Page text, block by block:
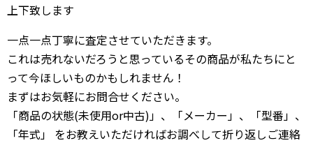
上下致します
一点一点丁寧に査定させていただきます。
これは売れないだろうと思っているその商品が私たちにと
って今ほしいものかもしれません！
まずはお気軽にお問合せください。
「商品の状態(未使用or中古)」、「メーカー」、「型番」、
「年式」 をお教えいただければお調べして折り返しご連絡